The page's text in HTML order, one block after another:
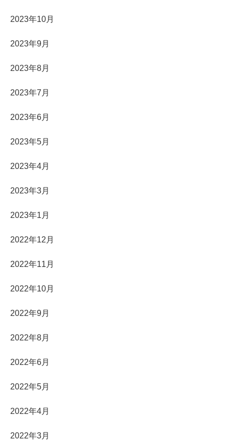
2023年10月
2023年9月
2023年8月
2023年7月
2023年6月
2023年5月
2023年4月
2023年3月
2023年1月
2022年12月
2022年11月
2022年10月
2022年9月
2022年8月
2022年6月
2022年5月
2022年4月
2022年3月